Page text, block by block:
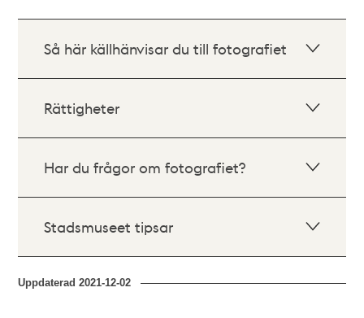
Så här källhänvisar du till fotografiet
Rättigheter
Har du frågor om fotografiet?
Stadsmuseet tipsar
Uppdaterad2021-12-02